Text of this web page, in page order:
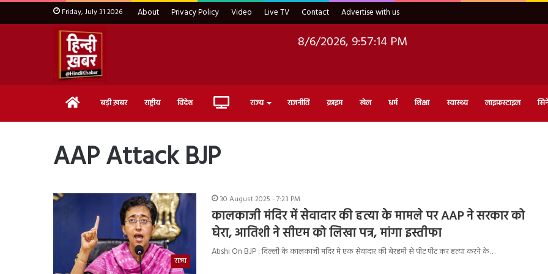
Friday, July 31 2026 About Privacy Policy Video Live TV Contact Advertise with us
8/6/2026, 9:57:15 PM
Home बड़ी ख़बर राष्ट्रीय विदेश Live राज्य राजनीति क्राइम खेल धर्म शिक्षा स्वास्थ्य लाइफ़स्टाइल
AAP Attack BJP
राज्य
30 August 2025 - 7:23 PM
कालकाजी मंदिर में सेवादार की हत्या के मामले पर AAP ने सरकार को
घेरा, आतिशी ने सीएम को लिखा पत्र, मांगा इस्तीफा
Atishi On BJP : दिल्ली के कालकाजी मंदिर में एक सेवादार की बेरहमी से पीट पीट कर हत्या करने के…